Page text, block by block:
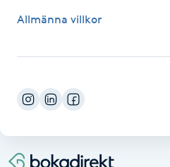
Nagelvård
Allmänna villkor